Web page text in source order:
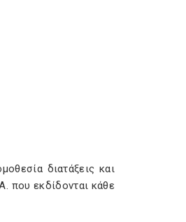
διατάξεις και
που εκδίδονται κάθε